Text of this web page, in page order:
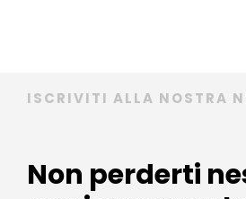
ISCRIVITI ALLA NOSTRA
Non perderti